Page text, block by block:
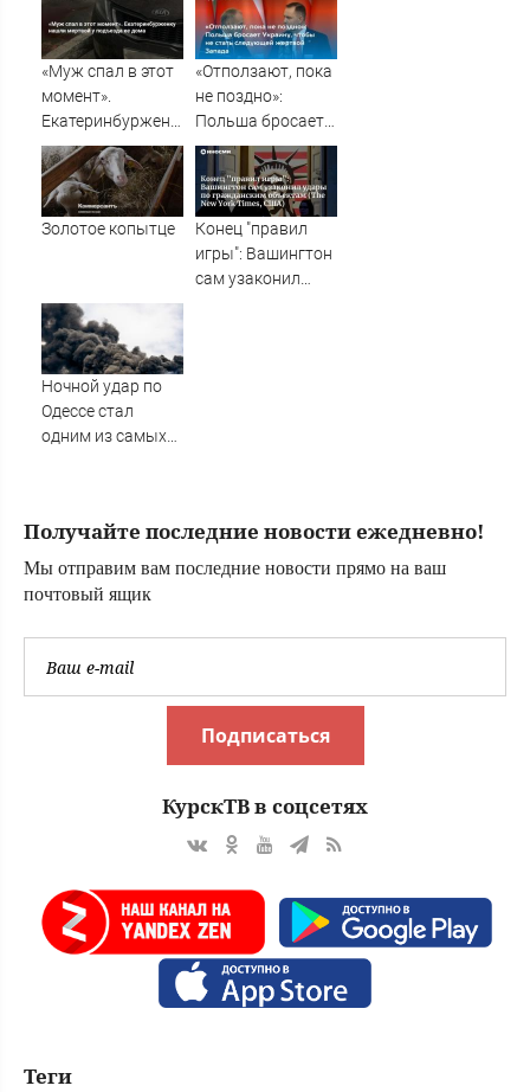
«Муж спал в этот
момент».
Екатеринбурженку
нашли мертвой у
подъезда ее дома
«Отползают, пока
не поздно»:
Польша бросает
Украину, чтобы не
стать следующей
жертвой Запада
Золотое копытце
Конец "правил
игры": Вашингтон
сам узаконил
Ночной удар по
Одессе стал
одним из самых
Получайте последние новости ежедневно!
Мы отправим вам последние новости прямо на ваш
почтовый ящик
Подписаться
КурскТВ в соцсетях
Теги